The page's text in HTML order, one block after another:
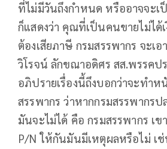
ที่ไม่มีวันถึงกำหนด หรืออาจจะ
ก็แสดงว่า คุณที่เป็นคนขายไม่ได้
ต้องเสียภาษี กรมสรรพากร จะเ
วิโรจน์ ลักขณาอดิศร สส.พรรค
อภิปรายเรื่องนี้ถึงบอกว่าจะทำห
สรรพากร ว่าหากกรมสรรพากร
มันจะไม่ได้ คือ กรมสรรพากร เ
P/N ให้กันมันมีเหตุผลหรือไม่ เ